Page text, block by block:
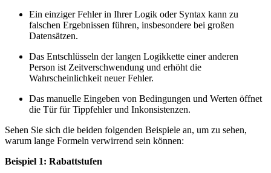
Ein einziger Fehler in Ihrer Logik oder Syntax kann zu
falschen Ergebnissen führen, insbesondere bei großen
Datensätzen.
Das Entschlüsseln der langen Logikkette einer anderen
Person ist Zeitverschwendung und erhöht die
Wahrscheinlichkeit neuer Fehler.
Das manuelle Eingeben von Bedingungen und Werten öffnet
die Tür für Tippfehler und Inkonsistenzen.
Sehen Sie sich die beiden folgenden Beispiele an, um zu sehen,
warum lange Formeln verwirrend sein können:
Beispiel 1: Rabattstufen